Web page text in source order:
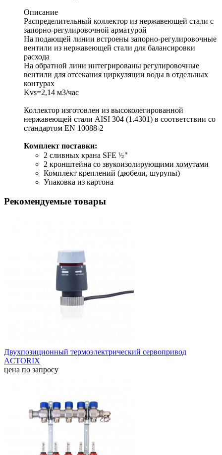
Описание
Распределительный коллектор из нержавеющей стали с
запорно-регулировочной арматурой
На подающей линии встроены запорно-регулировочные
вентили из нержавеющей стали для балансировки
расхода
На обратной лини интегрированы регулировочные
вентили для отсекания циркуляции воды в отдельных
контурах
Kvs=2,14 м3/час
Коллектор изготовлен из высоколегированной
нержавеющей стали AISI 304 (1.4301) в соответствии со
стандартом EN 10088-2
Комплект поставки:
2 сливных крана SFE ½"
2 кронштейна со звукоизолирующими хомутами
Комплект креплений (дюбели, шурупы)
Упаковка из картона
Рекомендуемые товары
Двухпозиционный термоэлектрический сервопривод
ACTORIX
цена по запросу